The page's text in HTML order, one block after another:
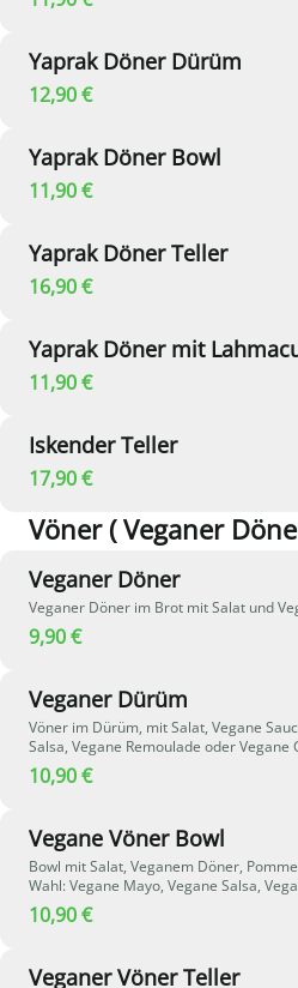
Yaprak Döner Dürüm
12,90 €
Yaprak Döner Bowl
11,90 €
Yaprak Döner Teller
16,90 €
Yaprak Döner mit
11,90 €
Iskender Teller
17,90 €
Vöner ( Veganer
Veganer Döner
Veganer Döner im Brot mit Salat und
9,90 €
Veganer Dürüm
Vöner im Dürüm, mit Salat, Vegane
Salsa, Vegane Remoulade oder Vegane
10,90 €
Vegane Vöner Bowl
Bowl mit Salat, Veganem Döner,
Wahl: Vegane Mayo, Vegane Salsa,
Cheese Sauce
10,90 €
Veganer Vöner Teller